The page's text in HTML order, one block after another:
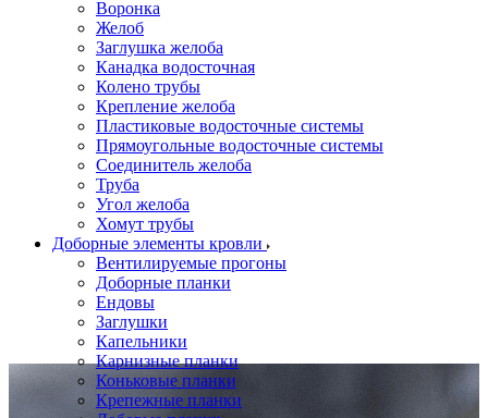
Воронка
Желоб
Заглушка желоба
Канадка водосточная
Колено трубы
Крепление желоба
Пластиковые водосточные системы
Прямоугольные водосточные системы
Соединитель желоба
Труба
Угол желоба
Хомут трубы
Доборные элементы кровли
Вентилируемые прогоны
Доборные планки
Ендовы
Заглушки
Капельники
Карнизные планки
Коньковые планки
Крепежные планки